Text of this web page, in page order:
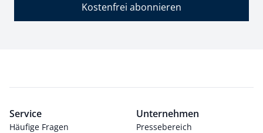
Kostenfrei abonnieren
Service
Häufige Fragen
Unternehmen
Pressebereich